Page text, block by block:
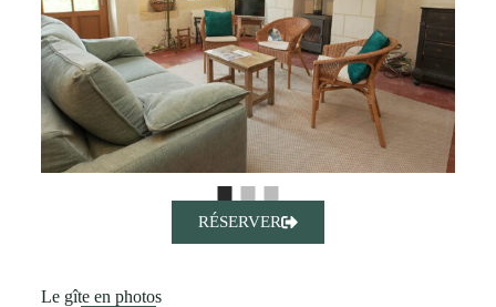
RÉSERVER
Le gîte en photos